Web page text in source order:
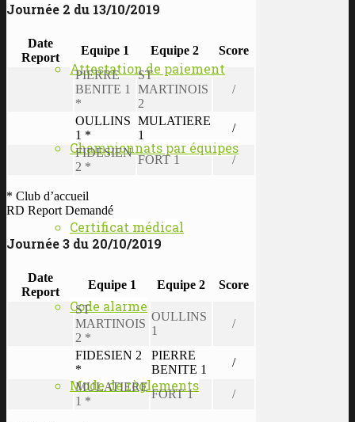
Attestation de paiement
Championnats par équipes
Certificat médical
Code alarme
Mode de règlements
Journée 2 du 13/10/2019
Date
Report
Equipe 1 Equipe 2
Score
PIERRE
BENITE 1
*
ST
MARTINOIS
2
/
OULLINS
1 *
MULATIERE
1
/
FIDESIEN
2 *
FORT 1 /
* Club d’accueil
RD Report Demandé
Journée 3 du 20/10/2019
Date
Report
Equipe 1 Equipe 2
Score
ST
MARTINOIS
2 *
OULLINS
1
/
FIDESIEN 2
*
PIERRE
BENITE 1
/
MULATIERE
1 *
FORT 1 /